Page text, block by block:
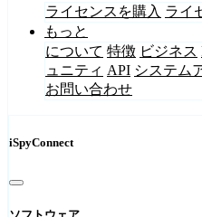
ライセンスを購入 ライ
もっと
について 特徴 ビジネス
ュニティ API システム
お問い合わせ
iSpyConnect